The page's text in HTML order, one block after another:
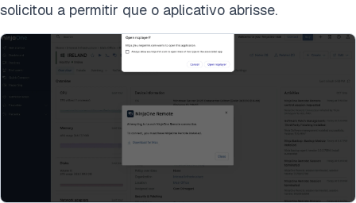
solicitou a permitir que o aplicativo abrisse.